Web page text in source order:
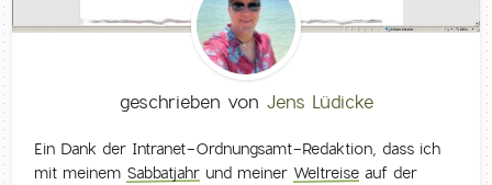
geschrieben von Jens Lüdicke
Ein Dank der Intranet-Ordnungsamt-Redaktion, dass ich
mit meinem Sabbatjahr und meiner Weltreise auf der